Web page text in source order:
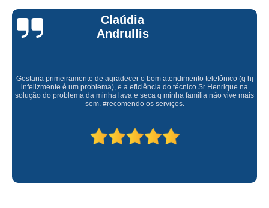
Claúdia
Andrullis
Gostaria primeiramente de agradecer o bom atendimento telefônico (q hj
infelizmente é um problema), e a eficiência do técnico Sr Henrique na
solução do problema da minha lava e seca q minha família não vive mais
sem. #recomendo os serviços.